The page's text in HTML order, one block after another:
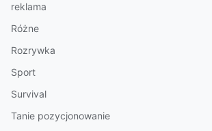
reklama
Różne
Rozrywka
Sport
Survival
Tanie pozycjonowanie